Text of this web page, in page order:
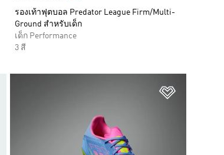
รองเท้าฟุตบอล Predator League Firm/Multi-
Ground สำหรับเด็ก
เด็ก Performance
3 สี